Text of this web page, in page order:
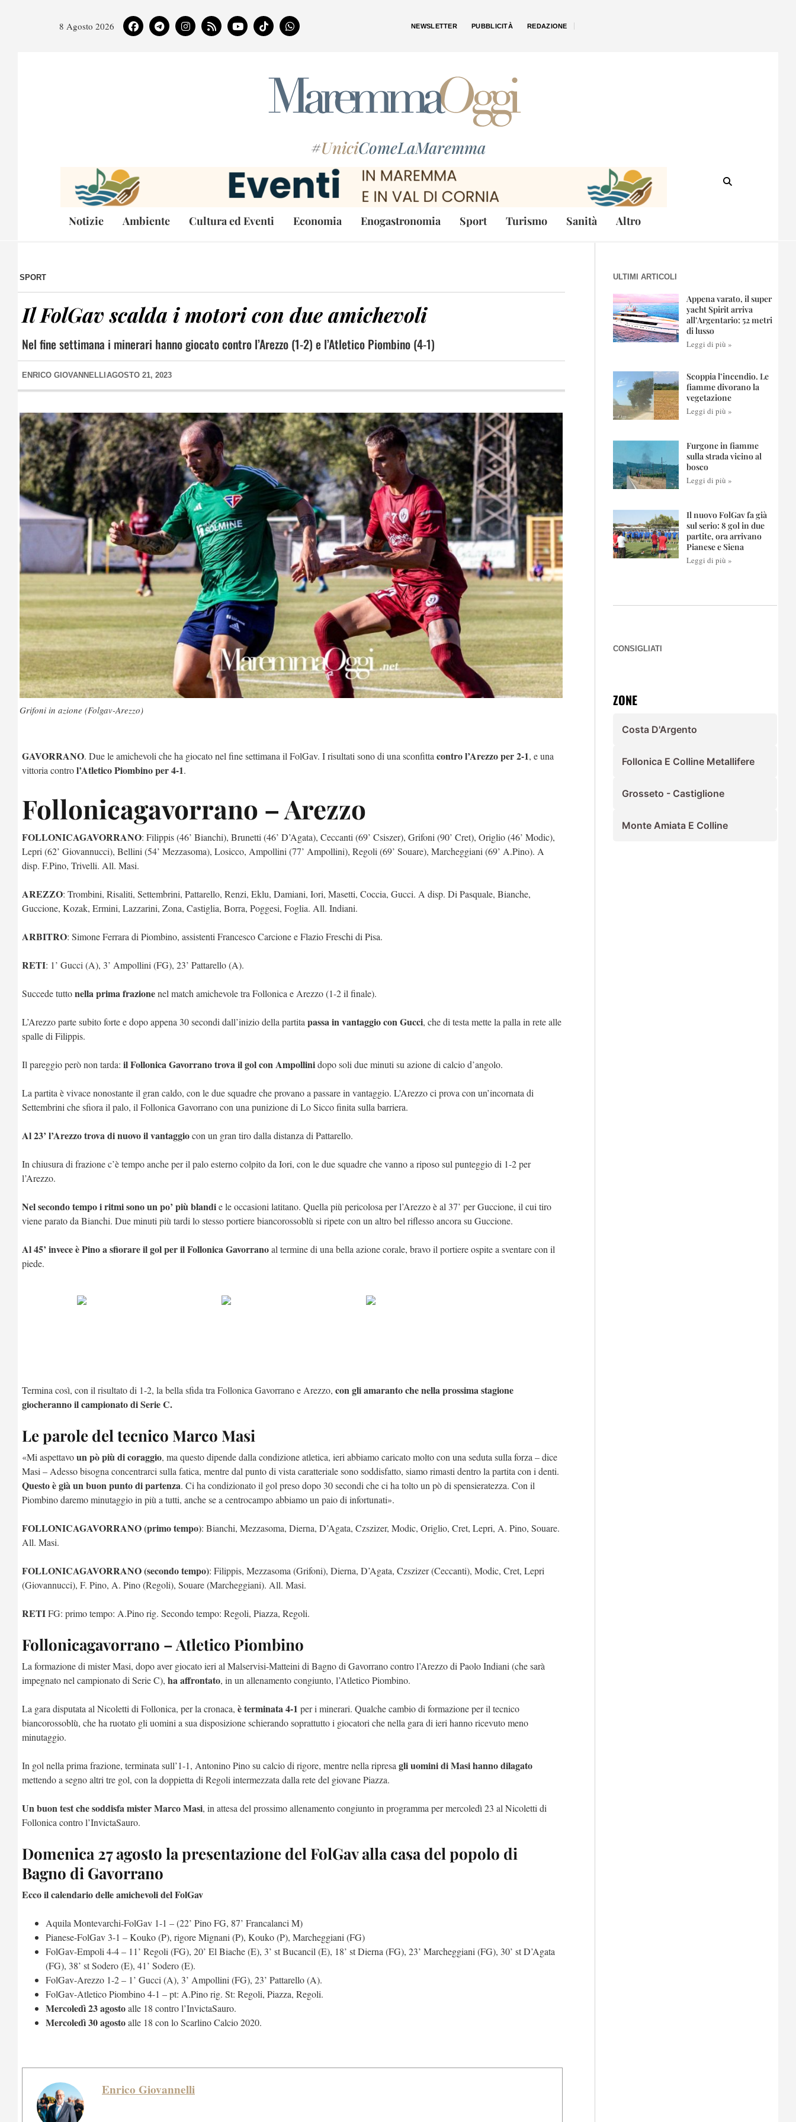
8 Agosto 2026 NEWSLETTER PUBBLICITÀ REDAZIONE
#UniciComeLaMaremma
Notizie Ambiente Cultura ed Eventi Economia Enogastronomia Sport Turismo Sanità Altro
SPORT
Il FolGav scalda i motori con due amichevoli
Nel fine settimana i minerari hanno giocato contro l’Arezzo (1-2) e l’Atletico Piombino (4-1)
ENRICO GIOVANNELLI AGOSTO 21, 2023
Grifoni in azione (Folgav-Arezzo)
GAVORRANO. Due le amichevoli che ha giocato nel fine settimana il FolGav. I risultati sono di una sconfitta contro l’Arezzo per 2-1, e una
vittoria control’Atletico Piombino per 4-1.
Follonicagavorrano – Arezzo
FOLLONICAGAVORRANO: Filippis (46’ Bianchi), Brunetti (46’ D’Agata), Ceccanti (69’ Csiszer), Grifoni (90’ Cret), Origlio (46’ Modic),
Lepri (62’ Giovannucci), Bellini (54’ Mezzasoma), Losicco, Ampollini (77’ Ampollini), Regoli (69’ Souare), Marcheggiani (69’ A.Pino). A
disp. F.Pino, Trivelli. All. Masi.
AREZZO: Trombini, Risaliti, Settembrini, Pattarello, Renzi, Eklu, Damiani, Iori, Masetti, Coccia, Gucci. A disp. Di Pasquale, Bianche,
Guccione, Kozak, Ermini, Lazzarini, Zona, Castiglia, Borra, Poggesi, Foglia. All. Indiani.
ARBITRO: Simone Ferrara di Piombino, assistenti Francesco Carcione e Flazio Freschi di Pisa.
RETI: 1’ Gucci (A), 3’ Ampollini (FG), 23’ Pattarello (A).
Succede tuttonella prima frazionenel match amichevole tra Follonica e Arezzo (1-2 il finale).
L’Arezzo parte subito forte e dopo appena 30 secondi dall’inizio della partita passa in vantaggio con Gucci, che di testa mette la palla in rete alle
spalle di Filippis.
Il pareggio però non tarda: il Follonica Gavorrano trova il gol con Ampollinidopo soli due minuti su azione di calcio d’angolo.
La partita è vivace nonostante il gran caldo, con le due squadre che provano a passare in vantaggio. L’Arezzo ci prova con un’incornata di
Settembrini che sfiora il palo, il Follonica Gavorrano con una punizione di Lo Sicco finita sulla barriera.
Al 23’ l’Arezzo trova di nuovo il vantaggiocon un gran tiro dalla distanza di Pattarello.
In chiusura di frazione c’è tempo anche per il palo esterno colpito da Iori, con le due squadre che vanno a riposo sul punteggio di 1-2 per
l’Arezzo.
Nel secondo tempo i ritmi sono un po’ più blandie le occasioni latitano. Quella più pericolosa per l’Arezzo è al 37’ per Guccione, il cui tiro
viene parato da Bianchi. Due minuti più tardi lo stesso portiere biancorossoblù si ripete con un altro bel riflesso ancora su Guccione.
Al 45’ invece è Pino a sfiorare il gol per il Follonica Gavorranoal termine di una bella azione corale, bravo il portiere ospite a sventare con il
piede.
Termina così, con il risultato di 1-2, la bella sfida tra Follonica Gavorrano e Arezzo, con gli amaranto che nella prossima stagione
giocheranno il campionato di Serie C.
Le parole del tecnico Marco Masi
«Mi aspettavoun pò più di coraggio, ma questo dipende dalla condizione atletica, ieri abbiamo caricato molto con una seduta sulla forza – dice
Masi – Adesso bisogna concentrarci sulla fatica, mentre dal punto di vista caratteriale sono soddisfatto, siamo rimasti dentro la partita con i denti.
Questo è già un buon punto di partenza. Ci ha condizionato il gol preso dopo 30 secondi che ci ha tolto un pò di spensieratezza. Con il
Piombino daremo minutaggio in più a tutti, anche se a centrocampo abbiamo un paio di infortunati».
FOLLONICAGAVORRANO (primo tempo): Bianchi, Mezzasoma, Dierna, D’Agata, Czszizer, Modic, Origlio, Cret, Lepri, A. Pino, Souare.
All. Masi.
FOLLONICAGAVORRANO (secondo tempo): Filippis, Mezzasoma (Grifoni), Dierna, D’Agata, Czszizer (Ceccanti), Modic, Cret, Lepri
(Giovannucci), F. Pino, A. Pino (Regoli), Souare (Marcheggiani). All. Masi.
RETIFG: primo tempo: A.Pino rig. Secondo tempo: Regoli, Piazza, Regoli.
Follonicagavorrano – Atletico Piombino
La formazione di mister Masi, dopo aver giocato ieri al Malservisi-Matteini di Bagno di Gavorrano contro l’Arezzo di Paolo Indiani (che sarà
impegnato nel campionato di Serie C), ha affrontato, in un allenamento congiunto, l’Atletico Piombino.
La gara disputata al Nicoletti di Follonica, per la cronaca, è terminata 4-1 per i minerari. Qualche cambio di formazione per il tecnico
biancorossoblù, che ha ruotato gli uomini a sua disposizione schierando soprattutto i giocatori che nella gara di ieri hanno ricevuto meno
minutaggio.
In gol nella prima frazione, terminata sull’1-1, Antonino Pino su calcio di rigore, mentre nella ripresa gli uomini di Masi hanno dilagato
mettendo a segno altri tre gol, con la doppietta di Regoli intermezzata dalla rete del giovane Piazza.
Un buon test che soddisfa mister Marco Masi, in attesa del prossimo allenamento congiunto in programma per mercoledì 23 al Nicoletti di
Follonica contro l’InvictaSauro.
Domenica 27 agosto la presentazione del FolGav alla casa del popolo di
Bagno di Gavorrano
Ecco il calendario delle amichevoli del FolGav
Aquila Montevarchi-FolGav 1-1 – (22’ Pino FG, 87’ Francalanci M)
Pianese-FolGav 3-1 – Kouko (P), rigore Mignani (P), Kouko (P), Marcheggiani (FG)
FolGav-Empoli 4-4 – 11’ Regoli (FG), 20’ El Biache (E), 3’ st Bucancil (E), 18’ st Dierna (FG), 23’ Marcheggiani (FG), 30’ st D’Agata
(FG), 38’ st Sodero (E), 41’ Sodero (E).
FolGav-Arezzo 1-2 – 1’ Gucci (A), 3’ Ampollini (FG), 23’ Pattarello (A).
FolGav-Atletico Piombino 4-1 – pt: A.Pino rig. St: Regoli, Piazza, Regoli.
Mercoledì 23 agostoalle 18 contro l’InvictaSauro.
Mercoledì 30 agostoalle 18 con lo Scarlino Calcio 2020.
Enrico Giovannelli
ULTIMI ARTICOLI
Appena varato, il super
yacht Spirit arriva
all’Argentario: 52 metri
di lusso
Leggi di più »
Scoppia l’incendio. Le
fiamme divorano la
vegetazione
Leggi di più »
Furgone in fiamme
sulla strada vicino al
bosco
Leggi di più »
Il nuovo FolGav fa già
sul serio: 8 gol in due
partite, ora arrivano
Pianese e Siena
Leggi di più »
CONSIGLIATI
ZONE
Costa D'Argento
Follonica E Colline Metallifere
Grosseto - Castiglione
Monte Amiata E Colline